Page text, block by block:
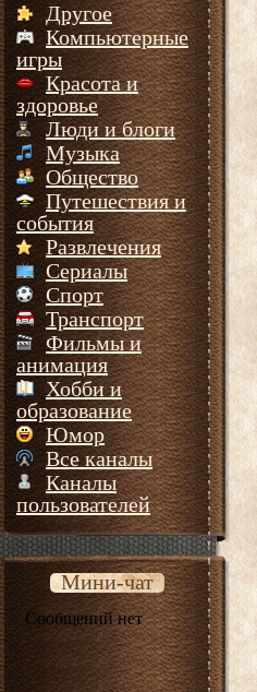
Другое
Компьютерные
игры
Красота и
здоровье
Люди и блоги
Музыка
Общество
Путешествия и
события
Развлечения
Сериалы
Спорт
Транспорт
Фильмы и
анимация
Хобби и
образование
Юмор
Все каналы
Каналы
пользователей
Мини-чат